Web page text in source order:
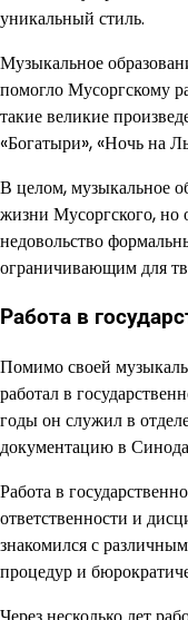
уникальный стиль.
Музыкальное
помогло Мусоргскому
такие великие
«Богатыри», «Ночь на
В целом, музыкальное
жизни Мусоргского, но
недовольство
ограничивающим для
Работа в
Помимо своей
работал в
годы он служил в
документацию в
Работа в
ответственности и
знакомился с
процедур и